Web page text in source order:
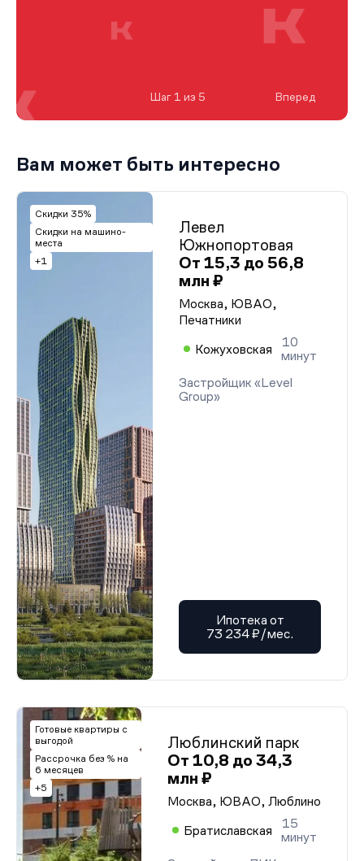
Шаг 1 из 5 Вперед
Вам может быть интересно
Скидки 35%
Скидки на машино-
места
+1
Левел
Южнопортовая
От 15,3 до 56,8
млн ₽
Москва, ЮВАО,
Печатники
Кожуховская
10
минут
Застройщик «Level
Group»
Ипотека от
73 234 ₽/мес.
Готовые квартиры с
выгодой
Рассрочка без % на
6 месяцев
+5
Люблинский парк
От 10,8 до 34,3
млн ₽
Москва, ЮВАО, Люблино
Братиславская
15
минут